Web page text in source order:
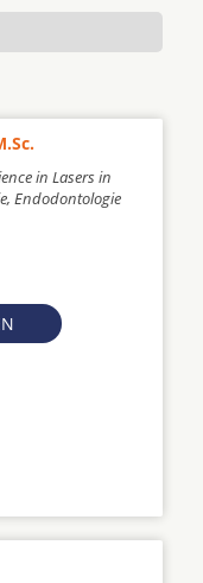
in Lasers in
Endodontologie